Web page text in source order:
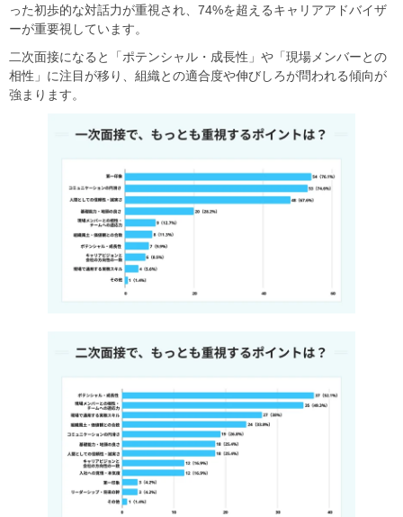
った初歩的な対話力が重視され、74%を超えるキャリアアドバイザ
ーが重要視しています。
二次面接になると「ポテンシャル・成長性」や「現場メンバーとの
相性」に注目が移り、組織との適合度や伸びしろが問われる傾向が
強まります。